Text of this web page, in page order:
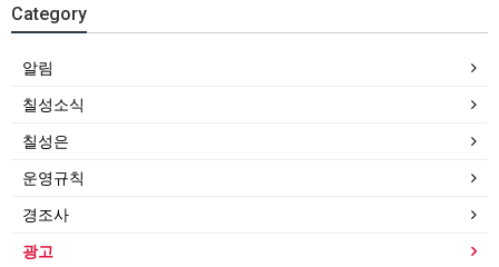
Category
알림
칠성소식
칠성은
운영규칙
경조사
광고